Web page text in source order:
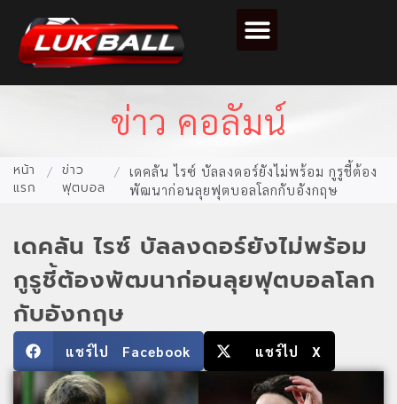
ข่าว คอลัมน์
หน้า
แรก
/ ข่าว
ฟุตบอล
/
เดคลัน ไรซ์ บัลลงดอร์ยังไม่พร้อม กูรูชี้ต้อง
พัฒนาก่อนลุยฟุตบอลโลกกับอังกฤษ
เดคลัน ไรซ์ บัลลงดอร์ยังไม่พร้อม
กูรูชี้ต้องพัฒนาก่อนลุยฟุตบอลโลก
กับอังกฤษ
แชร์ไป Facebook แชร์ไป X